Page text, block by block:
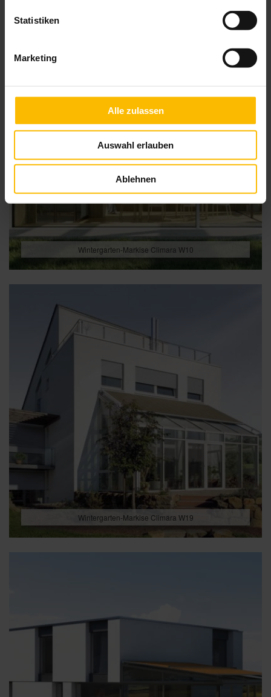
Statistiken
Marketing
Alle zulassen
Auswahl erlauben
Ablehnen
Wintergarten-Markise Climara W10
Wintergarten-Markise Climara W19